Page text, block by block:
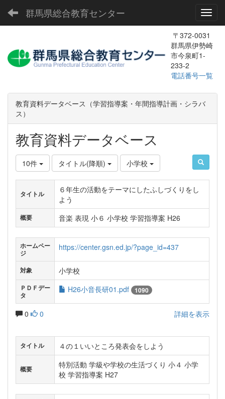
群馬県総合教育センター
〒372-0031
群馬県伊勢崎
市今泉町1-
233-2
電話番号一覧
教育資料データベース（学習指導案・年間指導計画・シラバ
ス）
教育資料データベース
10件 タイトル(降順) 小学校
タイトル
６年生の活動をテーマにしたふしづくりをし
よう
概要 音楽 表現 小６ 小学校 学習指導案 H26
ホームペー
ジ
https://center.gsn.ed.jp/?page_id=437
対象 小学校
ＰＤＦデー
タ
H26小音長研01.pdf 1090
0 0 詳細を表示
タイトル ４の１いいところ発表会をしよう
概要
特別活動 学級や学校の生活づくり 小４ 小学
校 学習指導案 H27